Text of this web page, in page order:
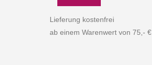
Lieferung kostenfrei
ab einem Warenwert von 75,- €